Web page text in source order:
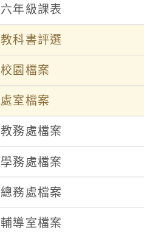
六年級課表
教科書評選
校園檔案
處室檔案
教務處檔案
學務處檔案
總務處檔案
輔導室檔案